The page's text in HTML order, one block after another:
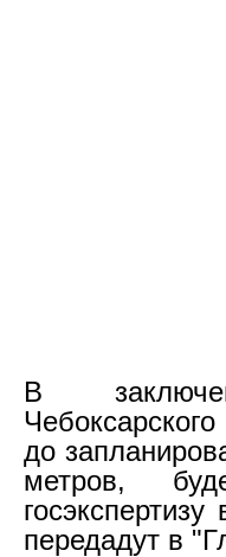
В
до
метров,
передадут в